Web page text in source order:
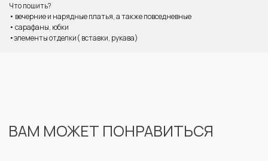
Что пошить?
• вечерние и нарядные платья, а также повседневные
• сарафаны, юбки
•элементы отделки( вставки, рукава)